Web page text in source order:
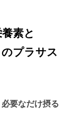
素と
プラサス
要なだけ摂る